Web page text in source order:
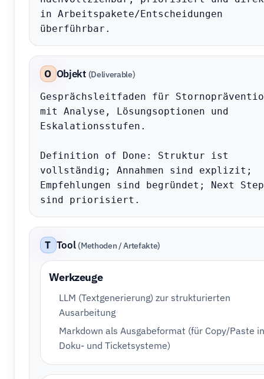
in Arbeitspakete/Entscheidungen
überführbar.
O Objekt (Deliverable)
Gesprächsleitfaden für
mit Analyse, Lösungsoptionen und
Eskalationsstufen.
Definition of Done: Struktur ist
vollständig; Annahmen sind explizit;
Empfehlungen sind begründet; Next
sind priorisiert.
T Tool (Methoden / Artefakte)
Werkzeuge
LLM (Textgenerierung) zur strukturierten
Ausarbeitung
Markdown als Ausgabeformat (für Copy/Paste
Doku- und Ticketsysteme)